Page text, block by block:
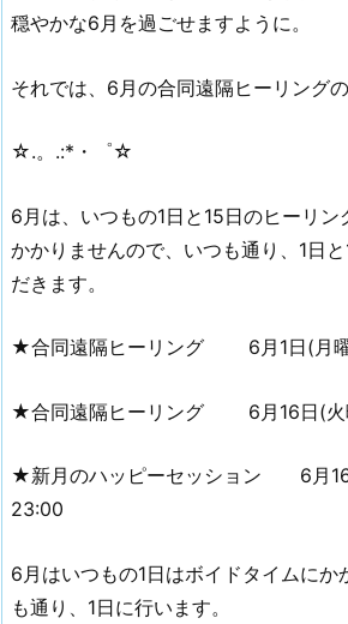
穏やかな6月を過ごせますように。
それでは、6月の合同遠隔ヒーリングの
☆.。.:*・゜☆
6月は、いつもの1日と15日のヒーリン
かかりませんので、いつも通り、1日
だきます。
★合同遠隔ヒーリング 6月1日(月
★合同遠隔ヒーリング 6月16日(火
★新月のハッピーセッション 6月16
23:00
6月はいつもの1日はボイドタイムにか
も通り、1日に行います。